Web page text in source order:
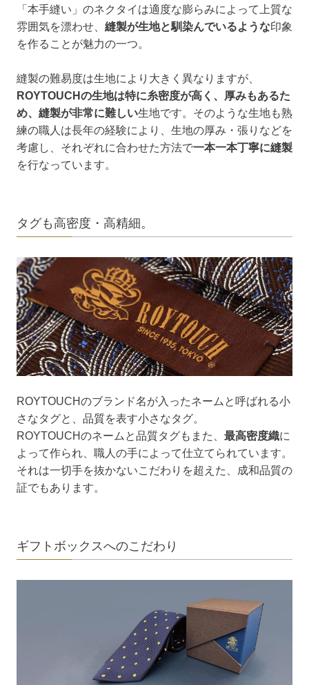
「本手縫い」のネクタイは適度な膨らみによって上質な
雰囲気を漂わせ、 縫製が生地と馴染んでいるような印象
を作ることが魅力の一つ。
縫製の難易度は生地により大きく異なりますが、
ROYTOUCHの生地は特に糸密度が高く、厚みもあるた
め、縫製が非常に難しい生地です。そのような生地も熟
練の職人は長年の経験により、生地の厚み・張りなどを
考慮し、それぞれに合わせた方法で一本一本丁寧に縫製
を行なっています。
タグも高密度・高精細。
ROYTOUCHのブランド名が入ったネームと呼ばれる小
さなタグと、品質を表す小さなタグ。
ROYTOUCHのネームと品質タグもまた、 最高密度織に
よって作られ、職人の手によって仕立てられています。
それは一切手を抜かないこだわりを超えた、成和品質の
証でもあります。
ギフトボックスへのこだわり